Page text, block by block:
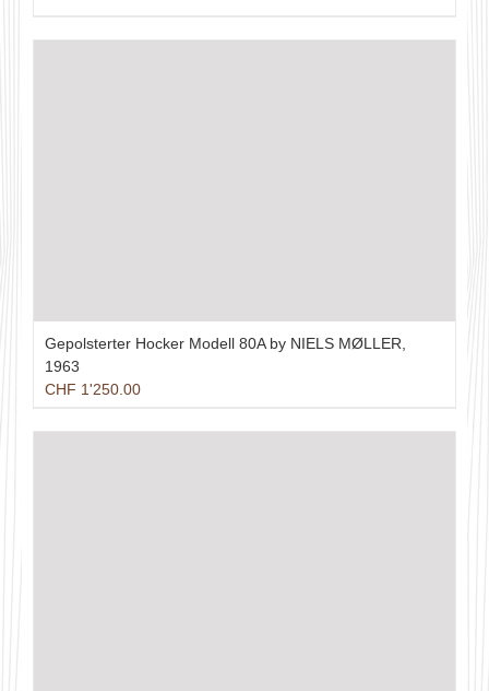
Gepolsterter Hocker Modell 80A by NIELS MØLLER,
1963
CHF 1'250.00